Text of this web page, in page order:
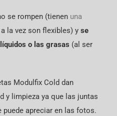
se rompen (tienen una
la vez son flexibles) y se
o las grasas (al ser
Modulfix Cold dan
y limpieza ya que las juntas
apreciar en las fotos.